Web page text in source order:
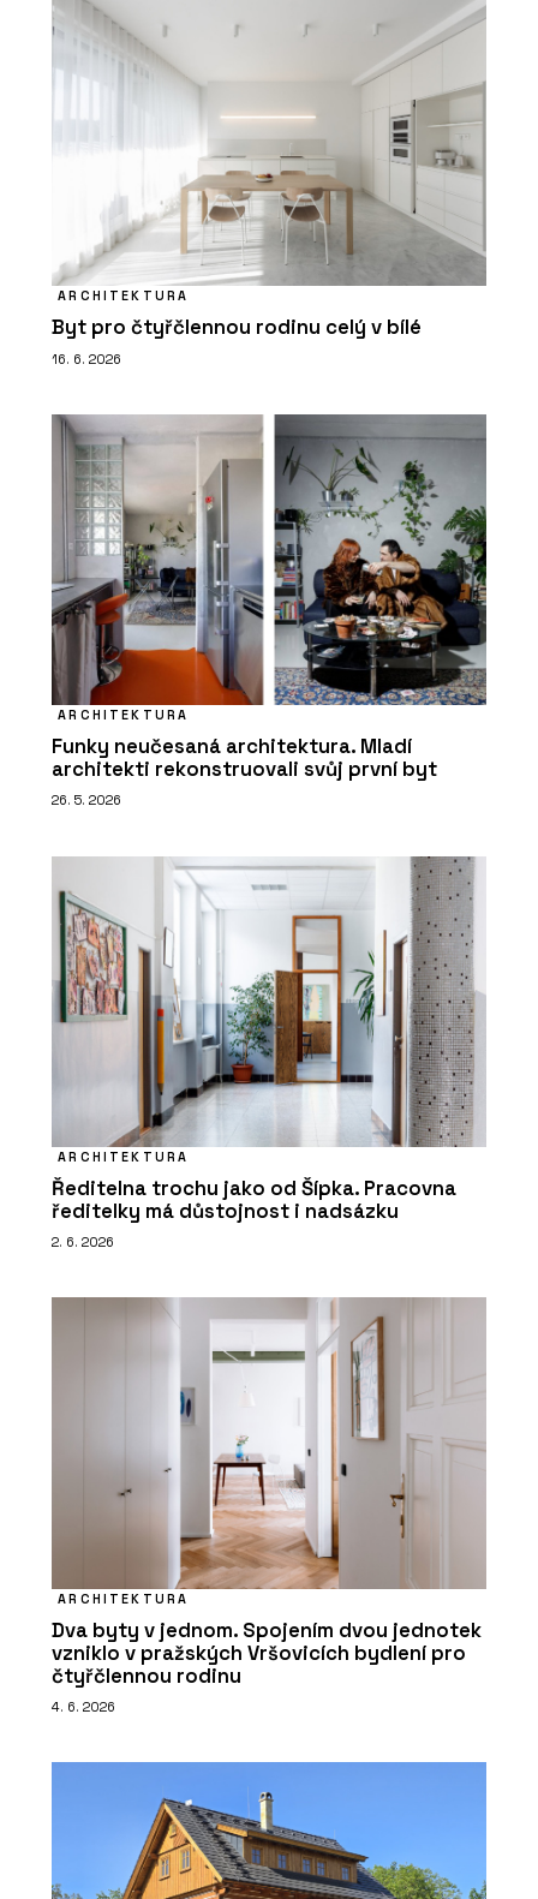
ARCHITEKTURA
Byt pro čtyřčlennou rodinu celý v bílé
16. 6. 2026
ARCHITEKTURA
Funky neučesaná architektura. Mladí
architekti rekonstruovali svůj první byt
26. 5. 2026
ARCHITEKTURA
Ředitelna trochu jako od Šípka. Pracovna
ředitelky má důstojnost i nadsázku
2. 6. 2026
ARCHITEKTURA
Dva byty v jednom. Spojením dvou jednotek
vzniklo v pražských Vršovicích bydlení pro
čtyřčlennou rodinu
4. 6. 2026